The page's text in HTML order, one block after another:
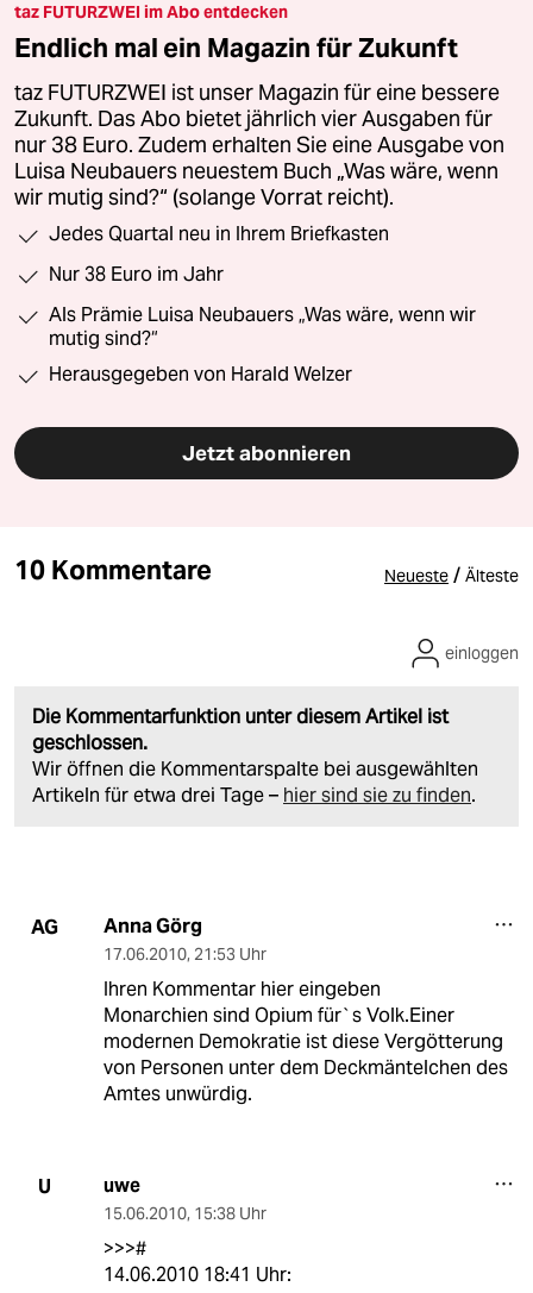
taz FUTURZWEI im Abo entdecken
Endlich mal ein Magazin für Zukunft
taz FUTURZWEI ist unser Magazin für eine bessere
Zukunft. Das Abo bietet jährlich vier Ausgaben für
nur 38 Euro. Zudem erhalten Sie eine Ausgabe von
Luisa Neubauers neuestem Buch „Was wäre, wenn
wir mutig sind?“ (solange Vorrat reicht).
Jedes Quartal neu in Ihrem Briefkasten
Nur 38 Euro im Jahr
Als Prämie Luisa Neubauers „Was wäre, wenn wir
mutig sind?“
Herausgegeben von Harald Welzer
Jetzt abonnieren
10 Kommentare Neueste / Älteste
Die Kommentarfunktion unter diesem Artikel ist
geschlossen.
Wir öffnen die Kommentarspalte bei ausgewählten
Artikeln für etwa drei Tage – hier sind sie zu finden.
einloggen
AG Anna Görg
17.06.2010, 21:53 Uhr
Ihren Kommentar hier eingeben
Monarchien sind Opium für`s Volk.Einer
modernen Demokratie ist diese Vergötterung
von Personen unter dem Deckmäntelchen des
Amtes unwürdig.
U uwe
15.06.2010, 15:38 Uhr
>>>#
14.06.2010 18:41 Uhr: